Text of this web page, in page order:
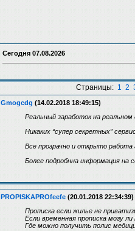
Сегодня 07.08.2026
Страницы: 1 2
Gmogcdg (14.02.2018 18:49:15)
Реальный заработок на реальном
Никаких “супер секретных”
Все прозрачно и открыто работа
Более подробнна информация на
PROPISKAPROfeefe (20.01.2018 22:34:39)
Прописка если жилье не
Если временная прописка могу
Где можно получить полис